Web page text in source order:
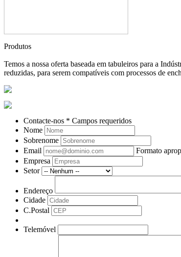
Produtos
Temos a nossa oferta baseada em tabuleiros para a
reduzidas, para serem compatíveis com processos de
Contacte-nos * Campos requeridos
Nome
Sobrenome
Email
Formato
Empresa
Setor
Endereço
Cidade
C.Postal
Telemóvel